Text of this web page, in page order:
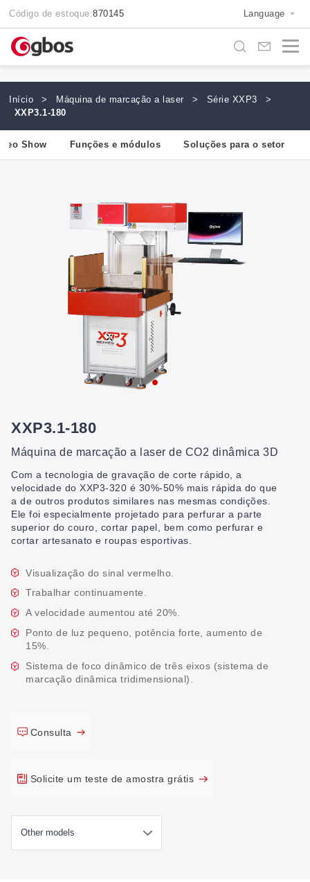
Código de estoque:870145 Language
Início > Máquina de marcação a laser > Série XXP3
>
XXP3.1-180
Show Funções e módulos Soluções para o setor
XXP3.1-180
Máquina de marcação a laser de CO2 dinâmica 3D
Com a tecnologia de gravação de corte rápido, a
velocidade do XXP3-320 é 30%-50% mais rápida do que
a de outros produtos similares nas mesmas condições.
Ele foi especialmente projetado para perfurar a parte
superior do couro, cortar papel, bem como perfurar e
cortar artesanato e roupas esportivas.
Visualização do sinal vermelho.
Trabalhar continuamente.
A velocidade aumentou até 20%.
Ponto de luz pequeno, potência forte, aumento de
15%.
Sistema de foco dinâmico de três eixos (sistema de
marcação dinâmica tridimensional).
Consulta
Solicite um teste de amostra grátis